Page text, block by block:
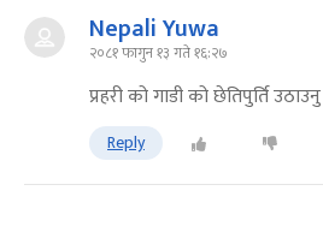
Nepali Yuwa
२०८१ फागुन १३ गते १६:२७
प्रहरी को गाडी को छेतिपुर्ति
Reply